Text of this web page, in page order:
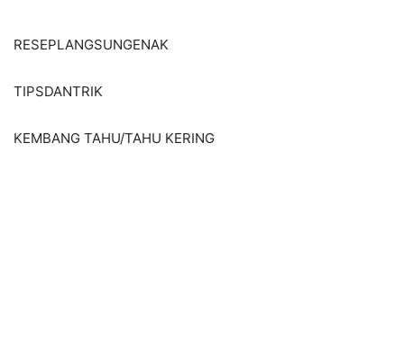
RESEPLANGSUNGENAK
TIPSDANTRIK
KEMBANG TAHU/TAHU KERING